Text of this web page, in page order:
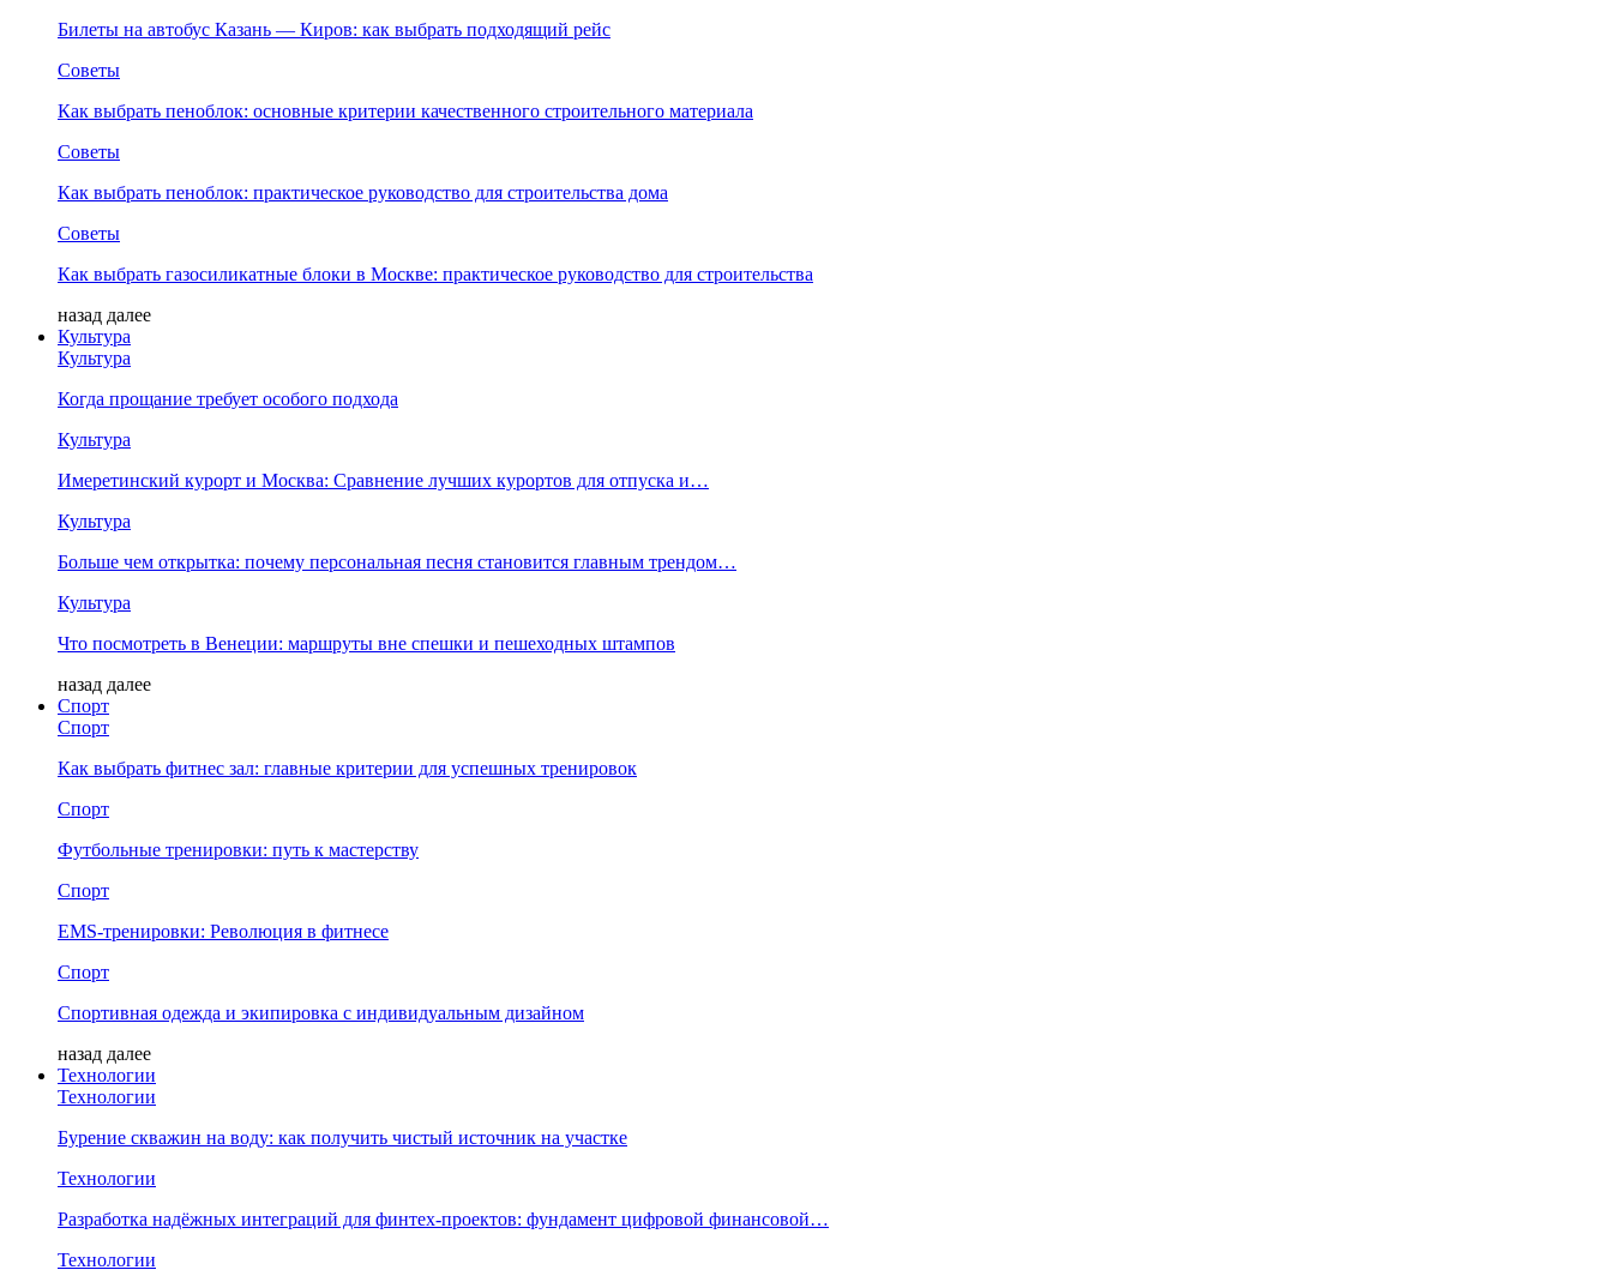
Билеты на автобус Казань — Киров: как выбрать подходящий рейс
Советы
Как выбрать пеноблок: основные критерии качественного строительного материала
Советы
Как выбрать пеноблок: практическое руководство для строительства дома
Советы
Как выбрать газосиликатные блоки в Москве: практическое руководство для строительства
назад далее
Культура
Культура
Когда прощание требует особого подхода
Культура
Имеретинский курорт и Москва: Сравнение лучших курортов для отпуска и…
Культура
Больше чем открытка: почему персональная песня становится главным трендом…
Культура
Что посмотреть в Венеции: маршруты вне спешки и пешеходных штампов
назад далее
Спорт
Спорт
Как выбрать фитнес зал: главные критерии для успешных тренировок
Спорт
Футбольные тренировки: путь к мастерству
Спорт
EMS-тренировки: Революция в фитнесе
Спорт
Спортивная одежда и экипировка с индивидуальным дизайном
назад далее
Технологии
Технологии
Бурение скважин на воду: как получить чистый источник на участке
Технологии
Разработка надёжных интеграций для финтех-проектов: фундамент цифровой финансовой…
Технологии